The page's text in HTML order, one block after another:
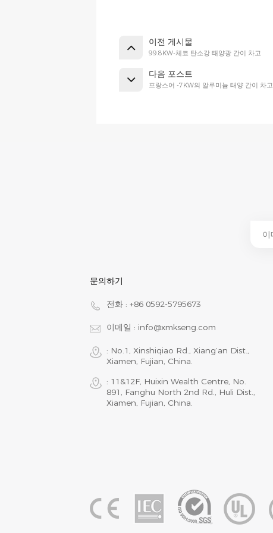
이전 게시물
99.8KW-체코 탄소강 태양광 간이 차고
다음 포스트
프랑스어 -7KW의 알루미늄 태양 간이 차고
문의하기
전화 : +86 0592-5795673
이메일 : info@xmkseng.com
: No.1, Xinshiqiao Rd., Xiang‘an Dist.,
Xiamen, Fujian, China.
: 11&12F, Huixin Wealth Centre, No.
891, Fanghu North 2nd Rd., Huli Dist.,
Xiamen, Fujian, China.